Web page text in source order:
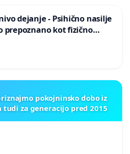
dejanje - Psihično nasilje
prepoznano kot fizično
pokojninsko dobo iz
za generacijo pred 2015